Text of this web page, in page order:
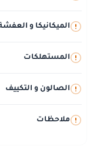
الميكانيكا و العفشة
المستهلكات
الصالون و التكييف
ملاحظات